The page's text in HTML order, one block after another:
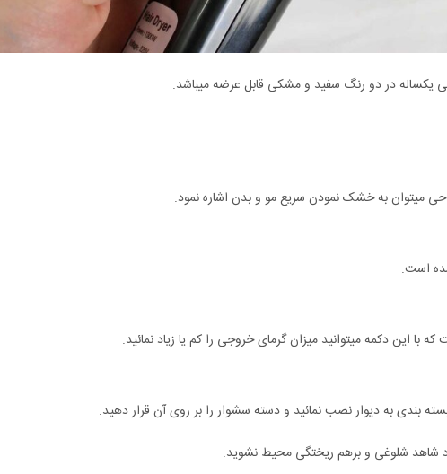
یکساله در دو رنگ سفید و مشکی قابل عرضه میباشد.
دکمه میتوانید میزان گرمای خروجی را کم یا زیاد نمائید.
بندی به دیوار نصب نمائید و دسته سشوار را بر روی آن قرار دهید.
شاهد شلوغی و برهم ریختگی محیط نشوید.